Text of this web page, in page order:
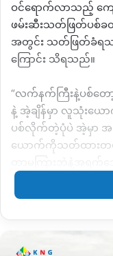
ဝင်ရောက်လာသည့် ကျေ
ဖမ်းဆီးသတ်ဖြတ်ပစ်
အတွင်း သတ်ဖြတ်ခံရ
ကြောင်း သိရသည်။
“လက်နက်ကြီးနဲ့ပစ်တော့
နဲ့ အဲ့ချိန်မှာ လူသုံးယေ
ပစ်လိုက်တဲ့ပုံပဲ အဲ့မှာ အ
ယောက်ကိုသတ်ထားတယ်
ရတယ်”လို့ ဒေသရင်းမြ
ရွှေတွင်းကုန်း ရွာမှ ပြ
ကျေးရွာမှ ပြည်သူ(၁)ဦ